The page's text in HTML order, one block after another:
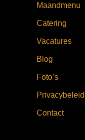
Maandmenu
Catering
Vacatures
Blog
Foto’s
Privacybeleid
Contact